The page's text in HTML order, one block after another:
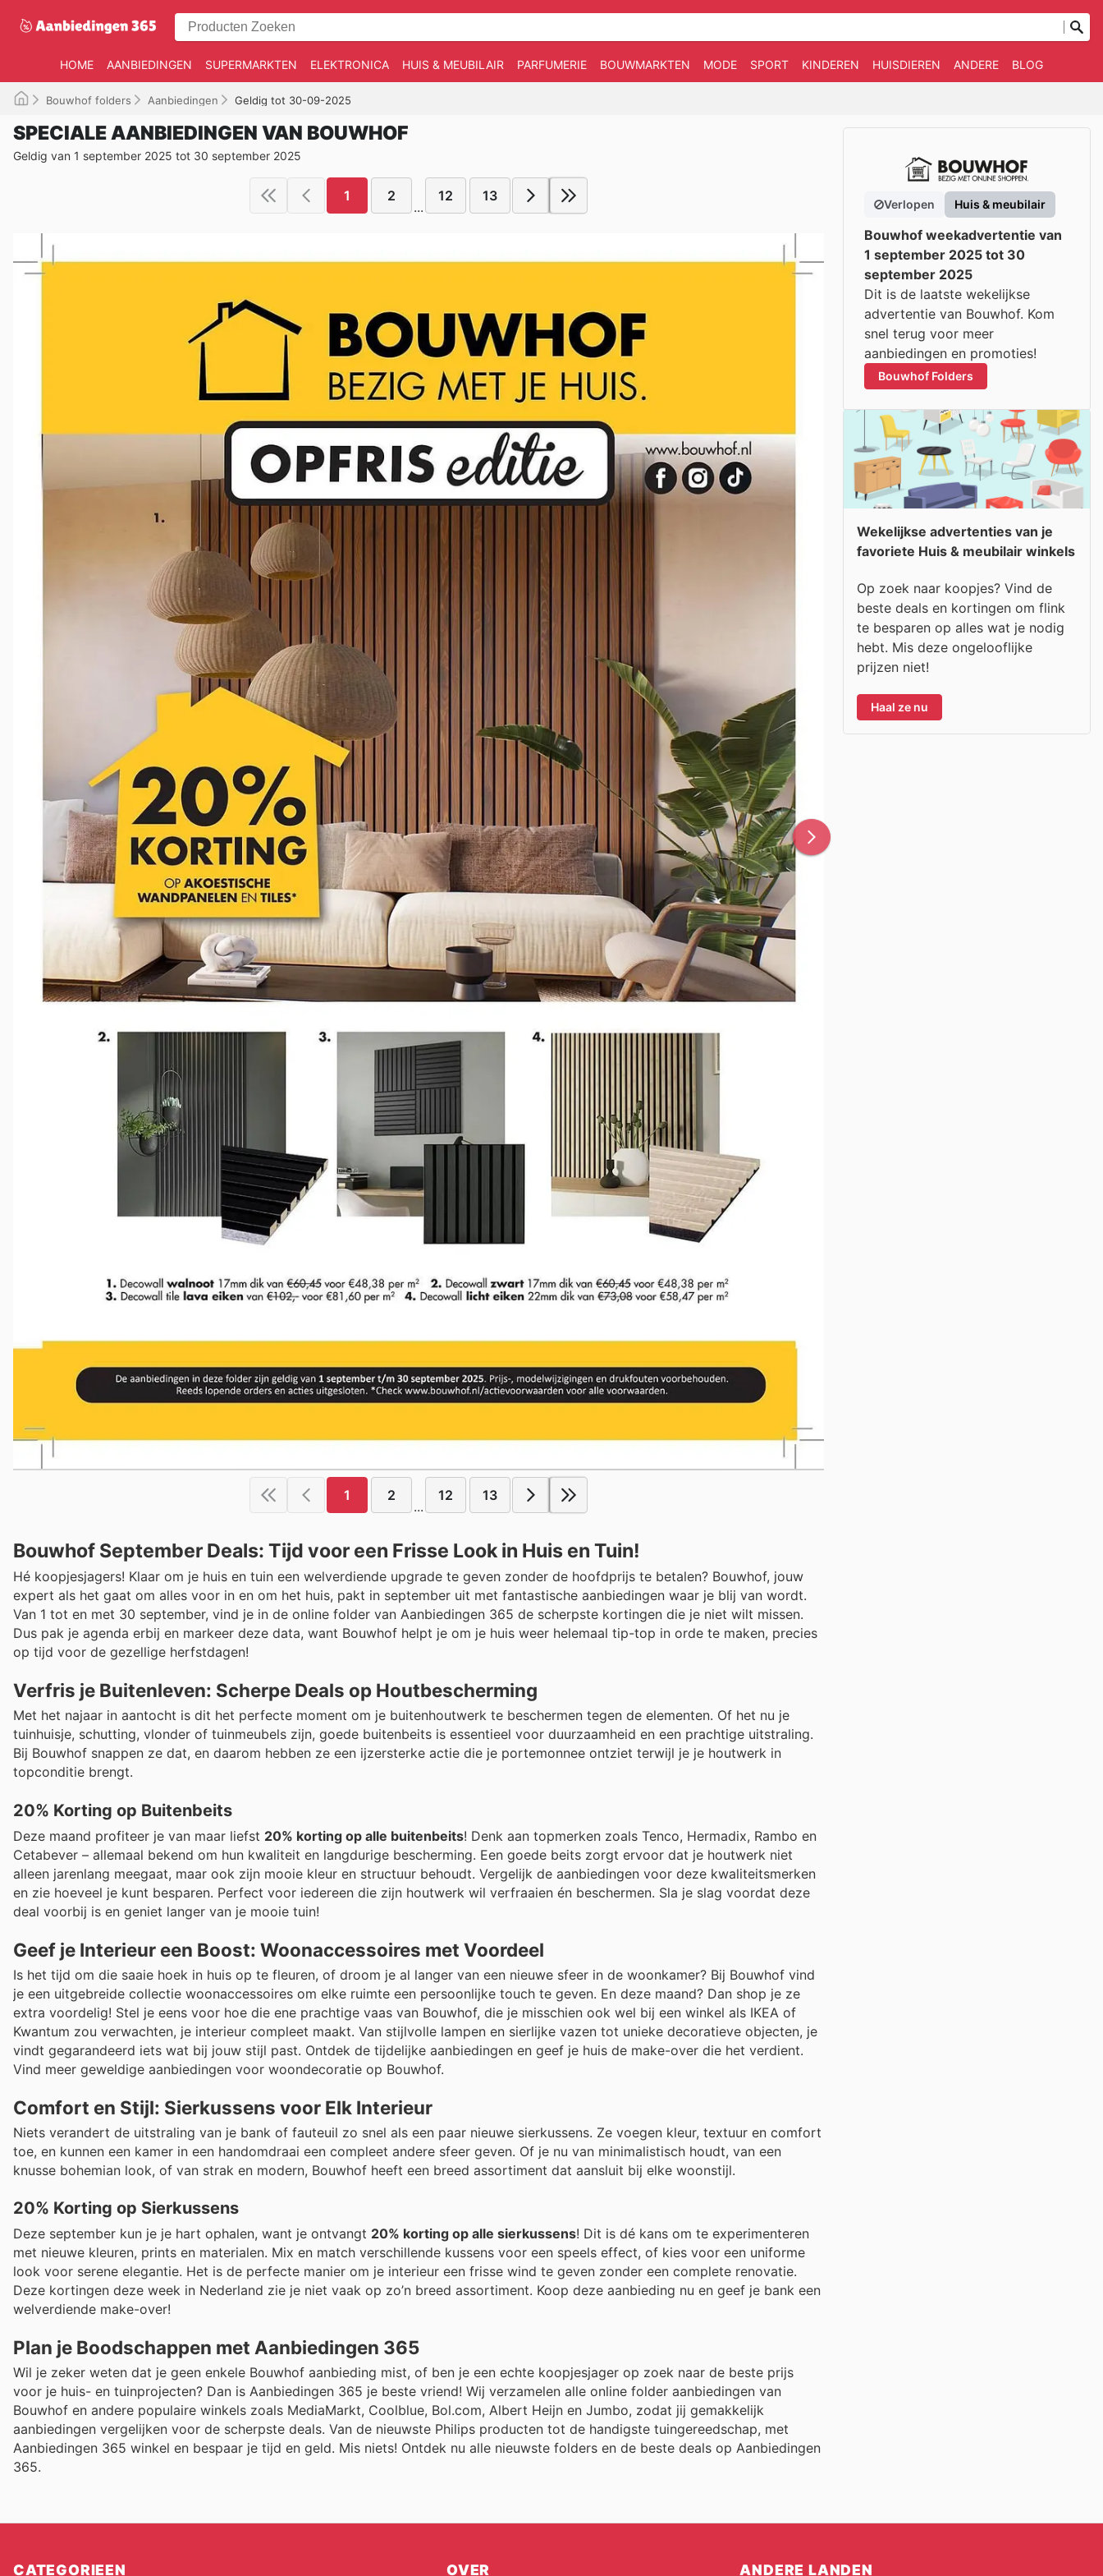
HOME AANBIEDINGEN SUPERMARKTEN ELEKTRONICA HUIS & MEUBILAIR PARFUMERIE BOUWMARKTEN MODE SPORT KINDEREN HUISDIEREN ANDERE BLOG
Bouwhof folders Aanbiedingen Geldig tot 30-09-2025
SPECIALE AANBIEDINGEN VAN BOUWHOF
Geldig van 1 september 2025 tot 30 september 2025
1 2
...
12 13
1 2
...
12 13
Bouwhof September Deals: Tijd voor een Frisse Look in Huis en Tuin!
Hé koopjesjagers! Klaar om je huis en tuin een welverdiende upgrade te geven zonder de hoofdprijs te betalen? Bouwhof, jouw
expert als het gaat om alles voor in en om het huis, pakt in september uit met fantastische aanbiedingen waar je blij van wordt.
Van 1 tot en met 30 september, vind je in de online folder van Aanbiedingen 365 de scherpste kortingen die je niet wilt missen.
Dus pak je agenda erbij en markeer deze data, want Bouwhof helpt je om je huis weer helemaal tip-top in orde te maken, precies
op tijd voor de gezellige herfstdagen!
Verfris je Buitenleven: Scherpe Deals op Houtbescherming
Met het najaar in aantocht is dit het perfecte moment om je buitenhoutwerk te beschermen tegen de elementen. Of het nu je
tuinhuisje, schutting, vlonder of tuinmeubels zijn, goede buitenbeits is essentieel voor duurzaamheid en een prachtige uitstraling.
Bij Bouwhof snappen ze dat, en daarom hebben ze een ijzersterke actie die je portemonnee ontziet terwijl je je houtwerk in
topconditie brengt.
20% Korting op Buitenbeits
Deze maand profiteer je van maar liefst 20% korting op alle buitenbeits! Denk aan topmerken zoals Tenco, Hermadix, Rambo en
Cetabever – allemaal bekend om hun kwaliteit en langdurige bescherming. Een goede beits zorgt ervoor dat je houtwerk niet
alleen jarenlang meegaat, maar ook zijn mooie kleur en structuur behoudt. Vergelijk de aanbiedingen voor deze kwaliteitsmerken
en zie hoeveel je kunt besparen. Perfect voor iedereen die zijn houtwerk wil verfraaien én beschermen. Sla je slag voordat deze
deal voorbij is en geniet langer van je mooie tuin!
Geef je Interieur een Boost: Woonaccessoires met Voordeel
Is het tijd om die saaie hoek in huis op te fleuren, of droom je al langer van een nieuwe sfeer in de woonkamer? Bij Bouwhof vind
je een uitgebreide collectie woonaccessoires om elke ruimte een persoonlijke touch te geven. En deze maand? Dan shop je ze
extra voordelig! Stel je eens voor hoe die ene prachtige vaas van Bouwhof, die je misschien ook wel bij een winkel als IKEA of
Kwantum zou verwachten, je interieur compleet maakt. Van stijlvolle lampen en sierlijke vazen tot unieke decoratieve objecten, je
vindt gegarandeerd iets wat bij jouw stijl past. Ontdek de tijdelijke aanbiedingen en geef je huis de make-over die het verdient.
Vind meer geweldige aanbiedingen voor woondecoratie op Bouwhof.
Comfort en Stijl: Sierkussens voor Elk Interieur
Niets verandert de uitstraling van je bank of fauteuil zo snel als een paar nieuwe sierkussens. Ze voegen kleur, textuur en comfort
toe, en kunnen een kamer in een handomdraai een compleet andere sfeer geven. Of je nu van minimalistisch houdt, van een
knusse bohemian look, of van strak en modern, Bouwhof heeft een breed assortiment dat aansluit bij elke woonstijl.
20% Korting op Sierkussens
Deze september kun je je hart ophalen, want je ontvangt 20% korting op alle sierkussens! Dit is dé kans om te experimenteren
met nieuwe kleuren, prints en materialen. Mix en match verschillende kussens voor een speels effect, of kies voor een uniforme
look voor serene elegantie. Het is de perfecte manier om je interieur een frisse wind te geven zonder een complete renovatie.
Deze kortingen deze week in Nederland zie je niet vaak op zo’n breed assortiment. Koop deze aanbieding nu en geef je bank een
welverdiende make-over!
Plan je Boodschappen met Aanbiedingen 365
Wil je zeker weten dat je geen enkele Bouwhof aanbieding mist, of ben je een echte koopjesjager op zoek naar de beste prijs
voor je huis- en tuinprojecten? Dan is Aanbiedingen 365 je beste vriend! Wij verzamelen alle online folder aanbiedingen van
Bouwhof en andere populaire winkels zoals MediaMarkt, Coolblue, Bol.com, Albert Heijn en Jumbo, zodat jij gemakkelijk
aanbiedingen vergelijken voor de scherpste deals. Van de nieuwste Philips producten tot de handigste tuingereedschap, met
Aanbiedingen 365 winkel en bespaar je tijd en geld. Mis niets! Ontdek nu alle nieuwste folders en de beste deals op Aanbiedingen
365.
Verlopen Huis & meubilair
Bouwhof weekadvertentie van
1 september 2025 tot 30
september 2025
Dit is de laatste wekelijkse
advertentie van Bouwhof. Kom
snel terug voor meer
aanbiedingen en promoties!
Bouwhof Folders
Wekelijkse advertenties van je
favoriete Huis & meubilair winkels
Op zoek naar koopjes? Vind de
beste deals en kortingen om flink
te besparen op alles wat je nodig
hebt. Mis deze ongelooflijke
prijzen niet!
Haal ze nu
CATEGORIEEN OVER ANDERE LANDEN